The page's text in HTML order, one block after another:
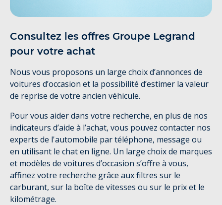
Consultez les offres Groupe Legrand
pour votre achat
Nous vous proposons un large choix d’annonces de
voitures d’occasion et la possibilité d’estimer la valeur
de reprise de votre ancien véhicule.
Pour vous aider dans votre recherche, en plus de nos
indicateurs d’aide à l’achat, vous pouvez contacter nos
experts de l'automobile par téléphone, message ou
en utilisant le chat en ligne. Un large choix de marques
et modèles de voitures d’occasion s’offre à vous,
affinez votre recherche grâce aux filtres sur le
carburant, sur la boîte de vitesses ou sur le prix et le
kilométrage.